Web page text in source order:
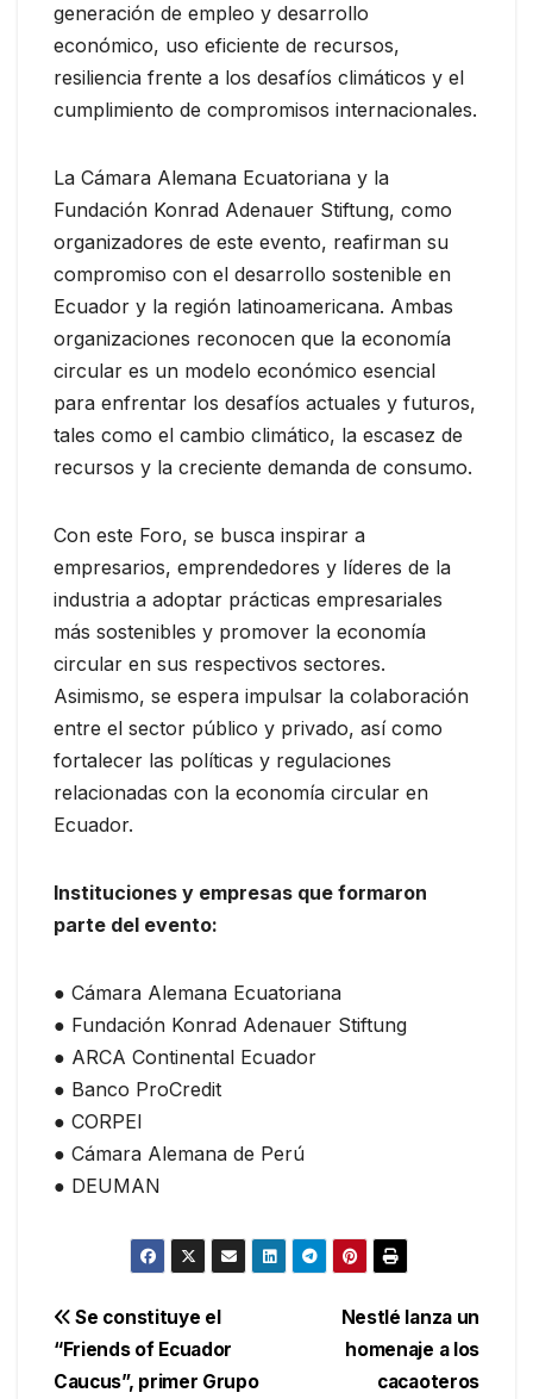
generación de empleo y desarrollo
económico, uso eficiente de recursos,
resiliencia frente a los desafíos climáticos y el
cumplimiento de compromisos internacionales.
La Cámara Alemana Ecuatoriana y la
Fundación Konrad Adenauer Stiftung, como
organizadores de este evento, reafirman su
compromiso con el desarrollo sostenible en
Ecuador y la región latinoamericana. Ambas
organizaciones reconocen que la economía
circular es un modelo económico esencial
para enfrentar los desafíos actuales y futuros,
tales como el cambio climático, la escasez de
recursos y la creciente demanda de consumo.
Con este Foro, se busca inspirar a
empresarios, emprendedores y líderes de la
industria a adoptar prácticas empresariales
más sostenibles y promover la economía
circular en sus respectivos sectores.
Asimismo, se espera impulsar la colaboración
entre el sector público y privado, así como
fortalecer las políticas y regulaciones
relacionadas con la economía circular en
Ecuador.
Instituciones y empresas que formaron
parte del evento:
● Cámara Alemana Ecuatoriana
● Fundación Konrad Adenauer Stiftung
● ARCA Continental Ecuador
● Banco ProCredit
● CORPEI
● Cámara Alemana de Perú
● DEUMAN
Navegación
de
Nestlé lanza un
homenaje a los
cacaoteros
Se constituye el
“Friends of Ecuador
Caucus”, primer Grupo